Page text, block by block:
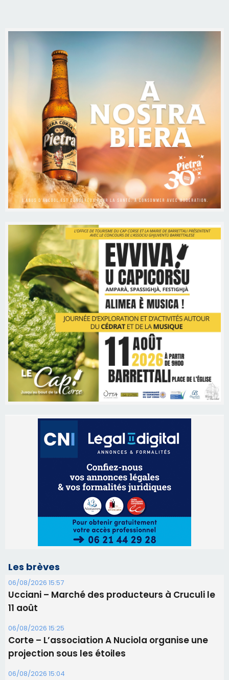
Les brèves
Ucciani – Marché des producteurs à Cruculi le
Corte – L’association A Nuciola organise une
projection sous les étoiles
Alata - Soirée Tango Argentin au stade de San
Benedetto
05/08/2026 09:53
Biguglia : messe de la Sainte-Marie et
procession le 14 août
31/07/2026 08:24
Tennis - Début ce week-end du tournoi du
RCPV